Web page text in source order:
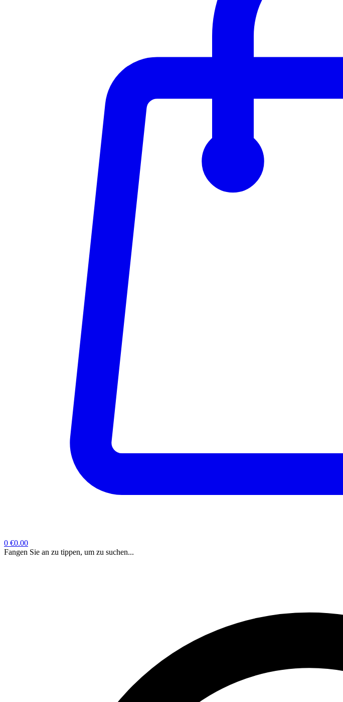
0 €0.00
Fangen Sie an zu tippen, um zu suchen...